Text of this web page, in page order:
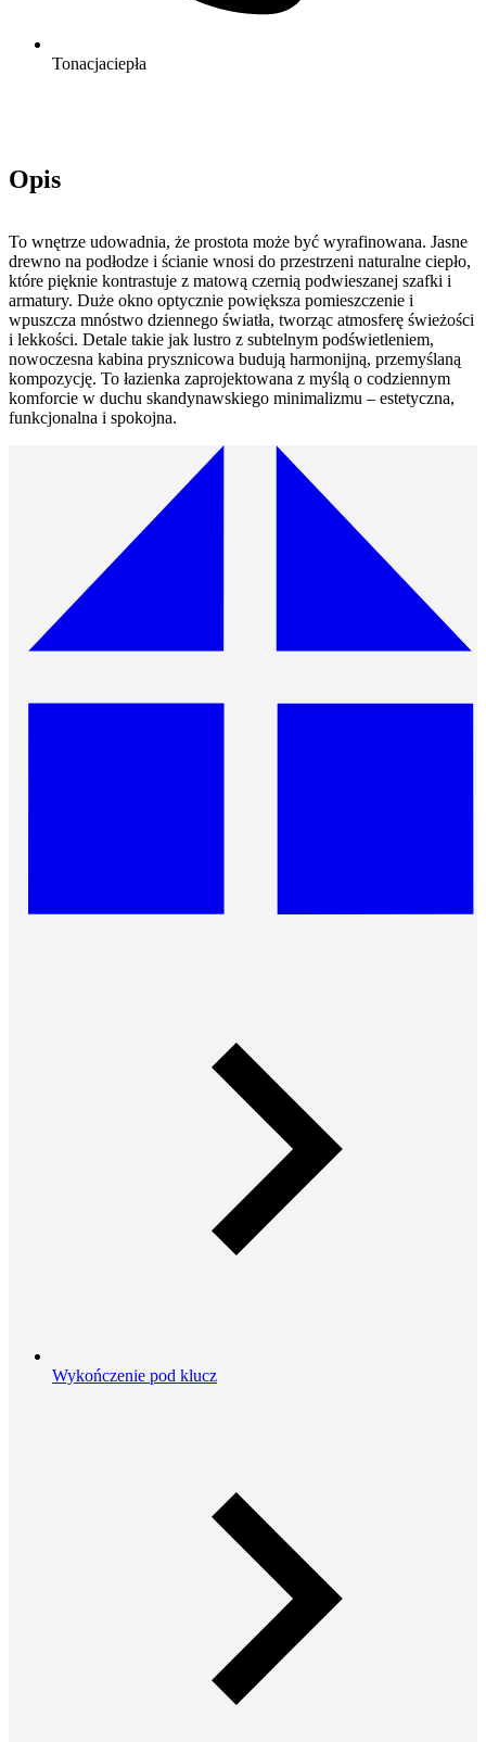
Tonacjaciepła
Opis
To wnętrze udowadnia, że prostota może być wyrafinowana. Jasne
drewno na podłodze i ścianie wnosi do przestrzeni naturalne ciepło,
które pięknie kontrastuje z matową czernią podwieszanej szafki i
armatury. Duże okno optycznie powiększa pomieszczenie i
wpuszcza mnóstwo dziennego światła, tworząc atmosferę świeżości
i lekkości. Detale takie jak lustro z subtelnym podświetleniem,
nowoczesna kabina prysznicowa budują harmonijną, przemyślaną
kompozycję. To łazienka zaprojektowana z myślą o codziennym
komforcie w duchu skandynawskiego minimalizmu – estetyczna,
funkcjonalna i spokojna.
Wykończenie pod klucz